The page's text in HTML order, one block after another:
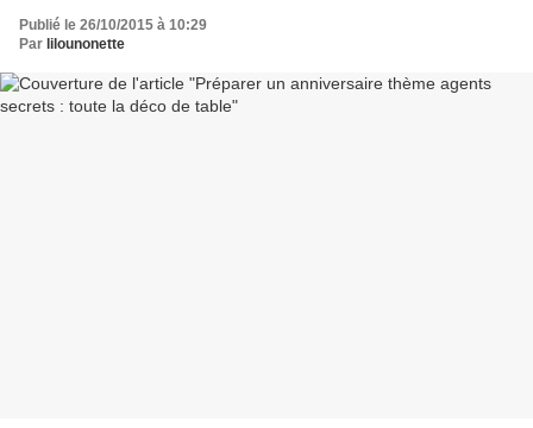
Publié le 26/10/2015 à 10:29
Par lilounonette